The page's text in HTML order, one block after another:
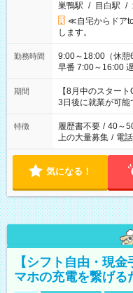
巣鴨駅 / 目白駅 /
≪自宅からドア
します。
勤務時間
9:00～18:00（休憩60分） ■ご希望があれば下
早番 7:00～16:00 遅
と休みを合わせた
「できれば残業は
ね。 ※Wワーク希望の方へ 今ご覧のお仕事で希望する勤務時間
と、もう1つのお
合は応募できませ
期間
【8月中のスター
3日後に就業が可能
特徴 履歴書不要 / 40～
上の大量募集 / 電
気になる！
【シフト自由・現
マホの充電を繋げる